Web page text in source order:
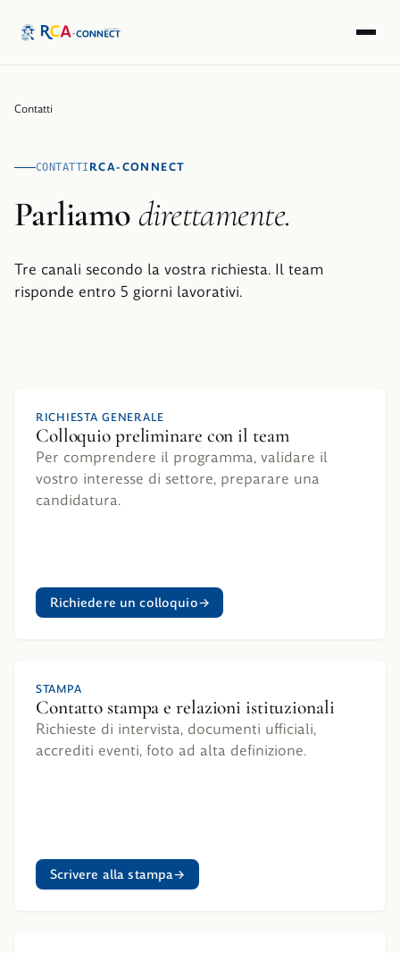
Contatti
CONTATTI RCA-CONNECT
Parliamo direttamente.
Tre canali secondo la vostra richiesta. Il team
risponde entro 5 giorni lavorativi.
RICHIESTA GENERALE
Colloquio preliminare con il team
Per comprendere il programma, validare il
vostro interesse di settore, preparare una
candidatura.
Richiedere un colloquio
STAMPA
Contatto stampa e relazioni istituzionali
Richieste di intervista, documenti ufficiali,
accrediti eventi, foto ad alta definizione.
Scrivere alla stampa